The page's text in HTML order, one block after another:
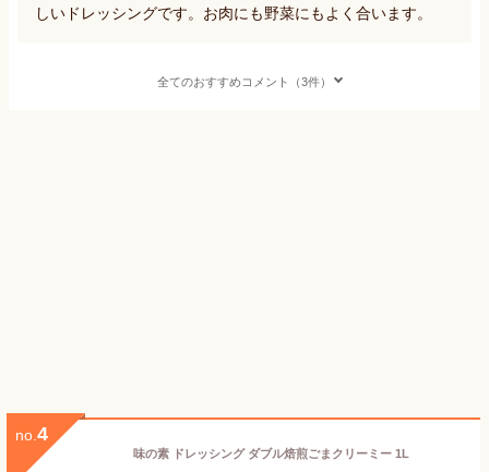
しいドレッシングです。お肉にも野菜にもよく合います。
全てのおすすめコメント（3件）
no. 4
味の素 ドレッシング ダブル焙煎ごまクリーミー 1L